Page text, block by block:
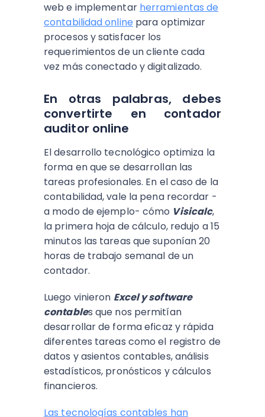
web e implementar herramientas de
contabilidad online para optimizar
procesos y satisfacer los
requerimientos de un cliente cada
vez más conectado y digitalizado.
En otras palabras, debes
convertirte en contador
auditor online
El desarrollo tecnológico optimiza la
forma en que se desarrollan las
tareas profesionales. En el caso de la
contabilidad, vale la pena recordar -
a modo de ejemplo- cómo Visicalc,
la primera hoja de cálculo, redujo a 15
minutos las tareas que suponían 20
horas de trabajo semanal de un
contador.
Luego vinieron Excel y software
contables que nos permitían
desarrollar de forma eficaz y rápida
diferentes tareas como el registro de
datos y asientos contables, análisis
estadísticos, pronósticos y cálculos
financieros.
Las tecnologías contables han